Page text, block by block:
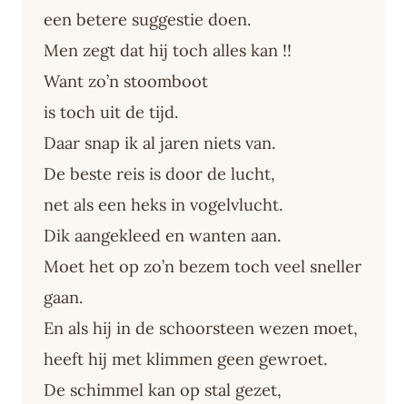
een betere suggestie doen.
Men zegt dat hij toch alles kan !!
Want zo’n stoomboot
is toch uit de tijd.
Daar snap ik al jaren niets van.
De beste reis is door de lucht,
net als een heks in vogelvlucht.
Dik aangekleed en wanten aan.
Moet het op zo’n bezem toch veel sneller
gaan.
En als hij in de schoorsteen wezen moet,
heeft hij met klimmen geen gewroet.
De schimmel kan op stal gezet,